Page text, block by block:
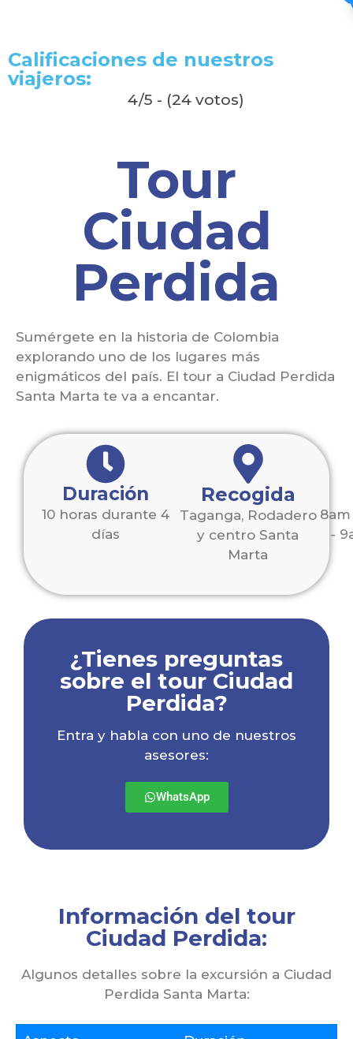
Calificaciones de nuestros
viajeros:
4/5 - (24 votos)
Tour
Ciudad
Perdida
Sumérgete en la historia de Colombia
explorando uno de los lugares más
enigmáticos del país. El tour a Ciudad Perdida
Santa Marta te va a encantar.
Duración
10 horas durante 4
días
Recogida
Taganga, Rodadero
y centro Santa
Marta
-
¿Tienes preguntas
sobre el tour Ciudad
Perdida?
Entra y habla con uno de nuestros
asesores:
WhatsApp
Información del tour
Ciudad Perdida:
Algunos detalles sobre la excursión a Ciudad
Perdida Santa Marta: